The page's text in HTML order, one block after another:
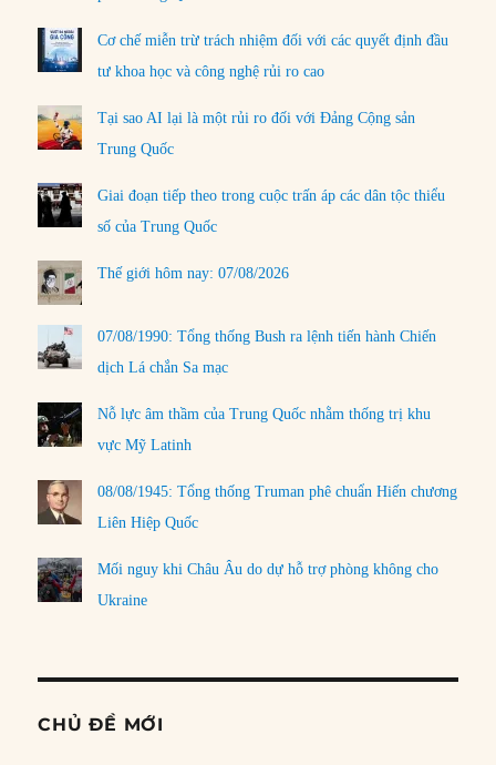
Cơ chế miễn trừ trách nhiệm đối với các quyết định đầu
tư khoa học và công nghệ rủi ro cao
Tại sao AI lại là một rủi ro đối với Đảng Cộng sản
Trung Quốc
Giai đoạn tiếp theo trong cuộc trấn áp các dân tộc thiểu
số của Trung Quốc
Thế giới hôm nay: 07/08/2026
07/08/1990: Tổng thống Bush ra lệnh tiến hành Chiến
dịch Lá chắn Sa mạc
Nỗ lực âm thầm của Trung Quốc nhằm thống trị khu
vực Mỹ Latinh
08/08/1945: Tổng thống Truman phê chuẩn Hiến chương
Liên Hiệp Quốc
Mối nguy khi Châu Âu do dự hỗ trợ phòng không cho
Ukraine
CHỦ ĐỀ MỚI